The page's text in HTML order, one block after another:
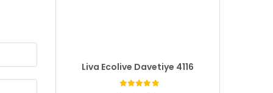
Liva Ecolive Davetiye 4116